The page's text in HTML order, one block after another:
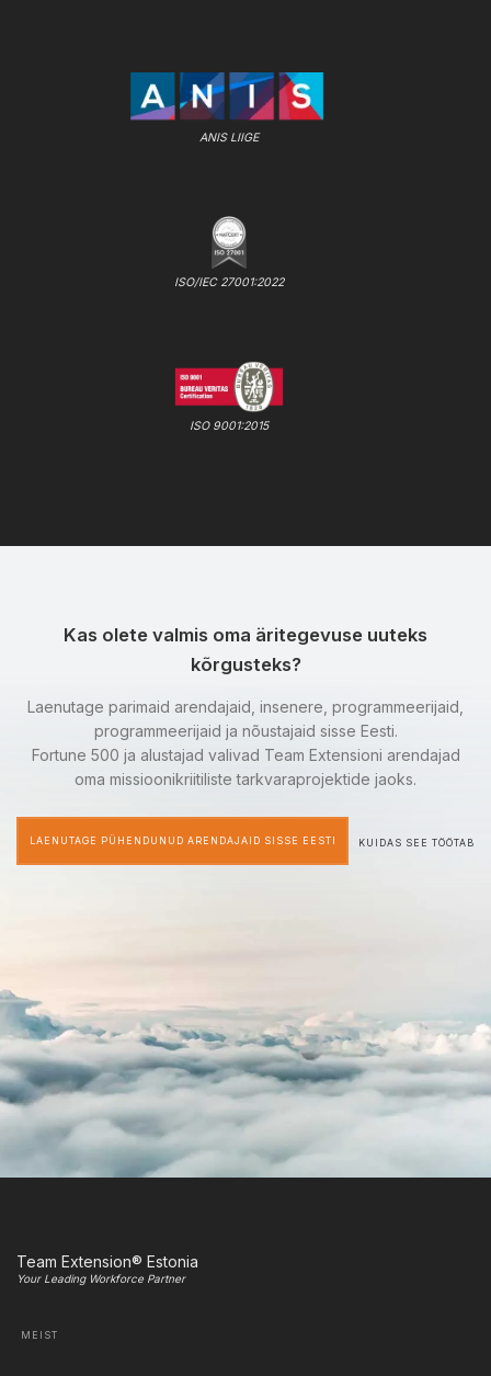
ANIS LIIGE
ISO/IEC 27001:2022
ISO 9001:2015
Kas olete valmis oma äritegevuse uuteks
kõrgusteks?
Laenutage parimaid arendajaid, insenere, programmeerijaid,
programmeerijaid ja nõustajaid sisse Eesti.
Fortune 500 ja alustajad valivad Team Extensioni arendajad
oma missioonikriitiliste tarkvaraprojektide jaoks.
LAENUTAGE PÜHENDUNUD ARENDAJAID SISSE EESTI KUIDAS SEE TÖÖTAB
Team Extension® Estonia
Your Leading Workforce Partner
MEIST